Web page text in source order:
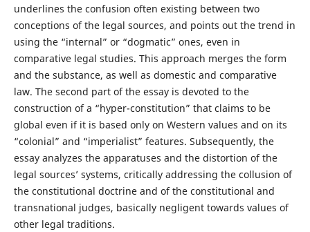
underlines the confusion often existing between two
conceptions of the legal sources, and points out the trend in
using the “internal” or “dogmatic” ones, even in
comparative legal studies. This approach merges the form
and the substance, as well as domestic and comparative
law. The second part of the essay is devoted to the
construction of a “hyper-constitution” that claims to be
global even if it is based only on Western values and on its
“colonial” and “imperialist” features. Subsequently, the
essay analyzes the apparatuses and the distortion of the
legal sources’ systems, critically addressing the collusion of
the constitutional doctrine and of the constitutional and
transnational judges, basically negligent towards values of
other legal traditions.